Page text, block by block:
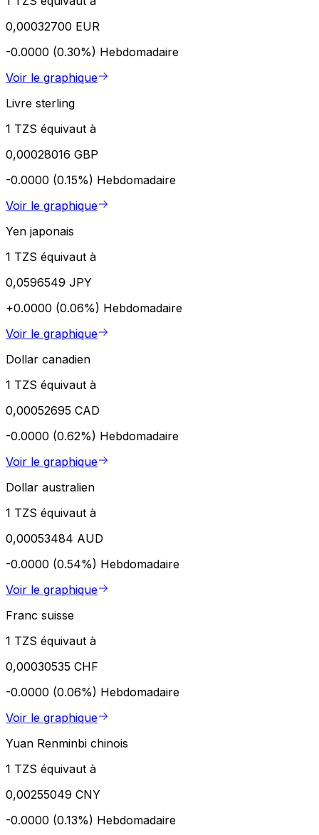
0,00032700 EUR
-0.0000 (0.30%) Hebdomadaire
Voir le graphique
Livre sterling
1 TZS équivaut à
0,00028016 GBP
-0.0000 (0.15%) Hebdomadaire
Voir le graphique
Yen japonais
1 TZS équivaut à
0,0596549 JPY
+0.0000 (0.06%) Hebdomadaire
Voir le graphique
Dollar canadien
1 TZS équivaut à
0,00052695 CAD
-0.0000 (0.62%) Hebdomadaire
Voir le graphique
Dollar australien
1 TZS équivaut à
0,00053484 AUD
-0.0000 (0.54%) Hebdomadaire
Voir le graphique
Franc suisse
1 TZS équivaut à
0,00030535 CHF
-0.0000 (0.06%) Hebdomadaire
Voir le graphique
Yuan Renminbi chinois
1 TZS équivaut à
0,00255049 CNY
-0.0000 (0.13%) Hebdomadaire